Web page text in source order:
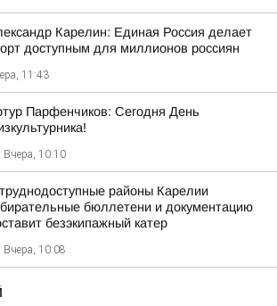
Карелин: Единая Россия делает
доступным для миллионов россиян
11:43
Парфенчиков: Сегодня День
Вчера, 10:10
районы Карелии
бюллетени и документацию
безэкипажный катер
Вчера, 10:08